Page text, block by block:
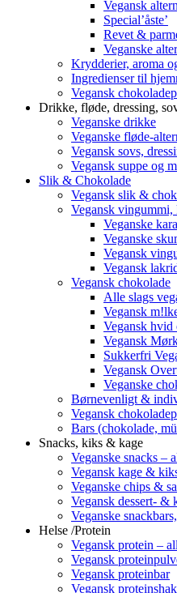
Vegansk
Special’åste’
Revet &
Veganske
Krydderier, aroma
Ingredienser til
Vegansk
Drikke, fløde, dressing,
Veganske drikke
Veganske fløde-
Vegansk sovs,
Vegansk suppe og
Slik & Chokolade
Vegansk slik &
Vegansk
Veganske
Veganske
Vegansk
Vegansk
Vegansk chokolade
Alle slags
Vegansk
Vegansk hvid
Vegansk
Sukkerfri
Vegansk
Veganske
Børnevenligt &
Vegansk
Bars (chokolade,
Snacks, kiks & kage
Veganske snacks –
Vegansk kage &
Veganske chips &
Vegansk dessert- &
Veganske
Helse /Protein
Vegansk protein –
Vegansk
Vegansk proteinbar
Vegansk